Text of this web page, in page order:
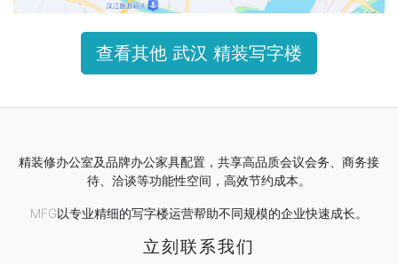
查看其他 武汉 精装写字楼
精装修办公室及品牌办公家具配置，共享高品质会议会务、商务接
待、洽谈等功能性空间，高效节约成本。
MFG以专业精细的写字楼运营帮助不同规模的企业快速成长。
立刻联系我们